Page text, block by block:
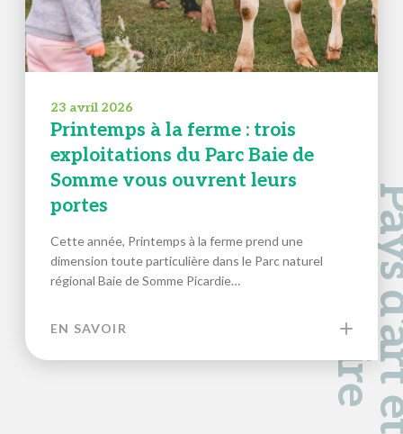
23 avril 2026
Printemps à la ferme : trois
exploitations du Parc Baie de
Somme vous ouvrent leurs
portes
Cette année, Printemps à la ferme prend une
dimension toute particulière dans le Parc naturel
régional Baie de Somme Picardie…
EN SAVOIR a
d
e